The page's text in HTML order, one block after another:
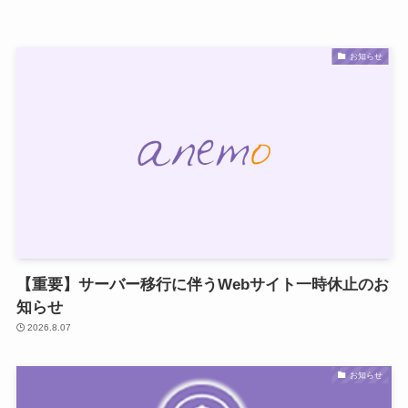
お知らせ
【重要】サーバー移行に伴うWebサイト一時休止のお
知らせ
2026.8.07
お知らせ